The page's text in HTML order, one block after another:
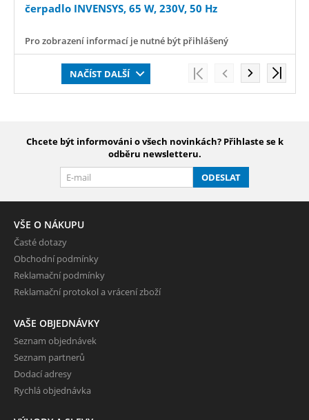
čerpadlo INVENSYS, 65 W, 230V, 50 Hz
Pro zobrazení informací je nutné být přihlášený
NAČÍST DALŠÍ
Chcete být informováni o všech novinkách? Přihlaste se k
odběru newsletteru.
ODESLAT
VŠE O NÁKUPU
Časté dotazy
Obchodní podmínky
Reklamační podmínky
Reklamační protokol a vrácení zboží
VAŠE OBJEDNÁVKY
Seznam objednávek
Seznam partnerů
Dodací adresy
Rychlá objednávka